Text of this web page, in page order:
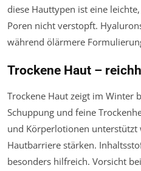
diese Hauttypen ist eine
Poren nicht verstopft.
während ölärmere
Trockene Haut –
Trockene Haut zeigt im Winter
Schuppung und feine
und Körperlotionen unterstützt
Hautbarriere stärken.
besonders hilfreich. Vorsicht